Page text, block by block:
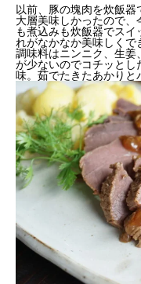
以前、豚の塊肉を炊飯器
大層美味しかったので
も煮込みも炊飯器でス
れがなかなか美味しくで
調味料はニンニク、生
が少ないのでコチッとし
味。茹でたきたあかりと